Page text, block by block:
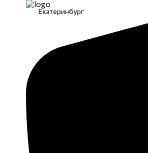
Екатеринбург